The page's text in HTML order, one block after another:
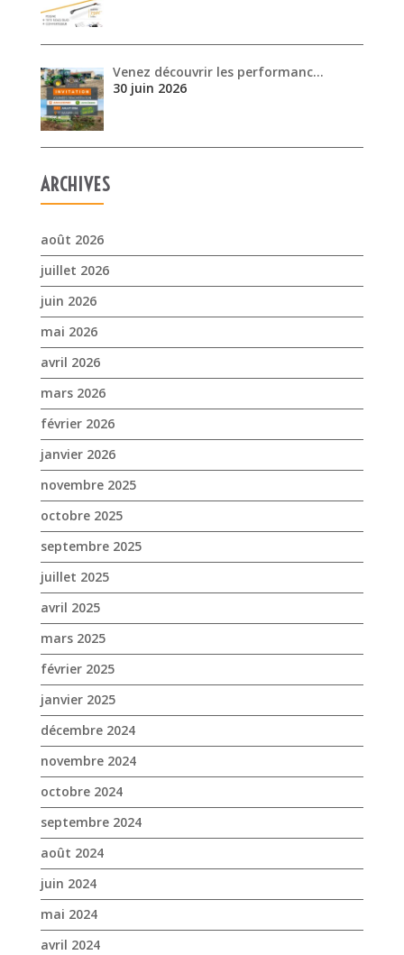
Venez découvrir les performanc…
30 juin 2026
ARCHIVES
août 2026
juillet 2026
juin 2026
mai 2026
avril 2026
mars 2026
février 2026
janvier 2026
novembre 2025
octobre 2025
septembre 2025
juillet 2025
avril 2025
mars 2025
février 2025
janvier 2025
décembre 2024
novembre 2024
octobre 2024
septembre 2024
août 2024
juin 2024
mai 2024
avril 2024